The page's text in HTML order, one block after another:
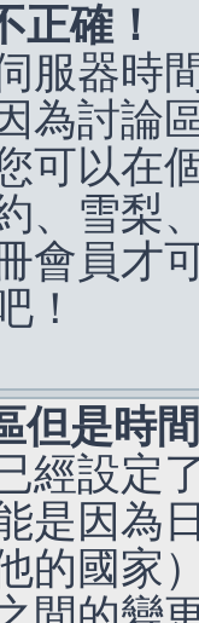
正確！
服器時
為討論
可以在
、雪梨
會員才
！
但是時
經設定
是因為
的國家